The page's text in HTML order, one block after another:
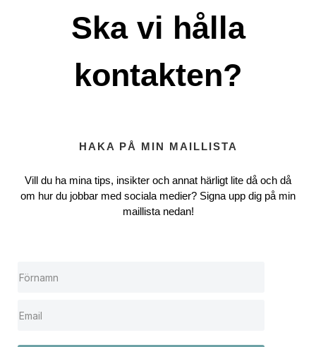
Ska vi hålla
kontakten?
HAKA PÅ MIN MAILLISTA
Vill du ha mina tips, insikter och annat härligt lite då och då
om hur du jobbar med sociala medier? Signa upp dig på min
maillista nedan!